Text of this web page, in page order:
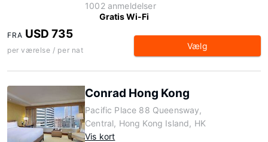
1002 anmeldelser
Gratis Wi-Fi
FRA USD 735
per værelse / per nat Vælg
Conrad Hong Kong
Pacific Place 88 Queensway,
Central, Hong Kong Island, HK
Vis kort